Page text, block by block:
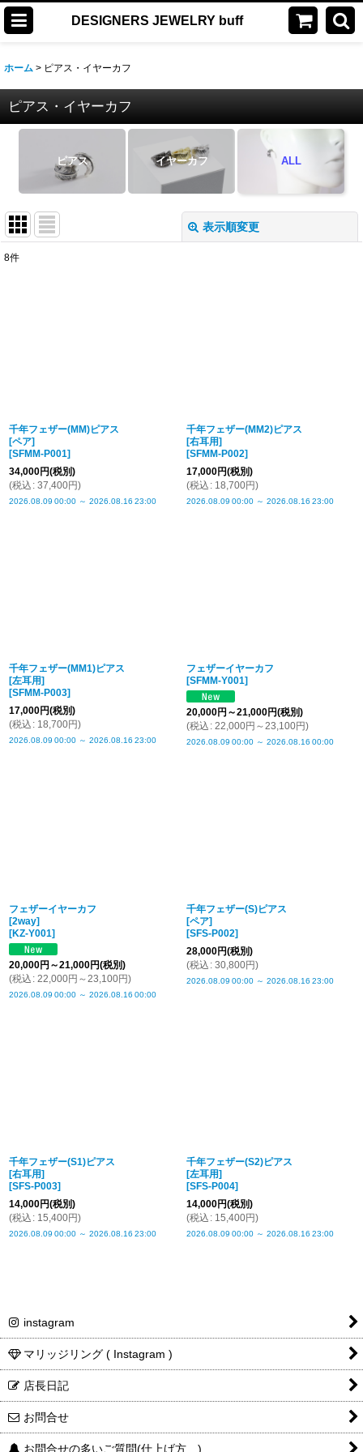
DESIGNERS JEWELRY buff
ホーム > ピアス・イヤーカフ
ピアス・イヤーカフ
ピアス イヤーカフ ALL
表示順変更
8件
千年フェザー(MM)ピアス
[ペア]
[SFMM-P001]
34,000円(税別)
(税込 : 37,400円)
2026.08.09 00:00 ～ 2026.08.16 23:00
千年フェザー(MM2)ピアス
[右耳用]
[SFMM-P002]
17,000円(税別)
(税込 : 18,700円)
2026.08.09 00:00 ～ 2026.08.16 23:00
千年フェザー(MM1)ピアス
[左耳用]
[SFMM-P003]
17,000円(税別)
(税込 : 18,700円)
2026.08.09 00:00 ～ 2026.08.16 23:00
フェザーイヤーカフ
[SFMM-Y001]
20,000円 ～21,000円(税別)
(税込 : 22,000円 ～23,100円)
2026.08.09 00:00 ～ 2026.08.16 00:00
フェザーイヤーカフ
[2way]
[KZ-Y001]
20,000円 ～21,000円(税別)
(税込 : 22,000円 ～23,100円)
2026.08.09 00:00 ～ 2026.08.16 00:00
千年フェザー(S)ピアス
[ペア]
[SFS-P002]
28,000円(税別)
(税込 : 30,800円)
2026.08.09 00:00 ～ 2026.08.16 23:00
千年フェザー(S1)ピアス
[右耳用]
[SFS-P003]
14,000円(税別)
(税込 : 15,400円)
2026.08.09 00:00 ～ 2026.08.16 23:00
千年フェザー(S2)ピアス
[左耳用]
[SFS-P004]
14,000円(税別)
(税込 : 15,400円)
2026.08.09 00:00 ～ 2026.08.16 23:00
instagram
マリッジリング ( Instagram )
店長日記
お問合せ
お問合せの多いご質問(仕上げ方…)